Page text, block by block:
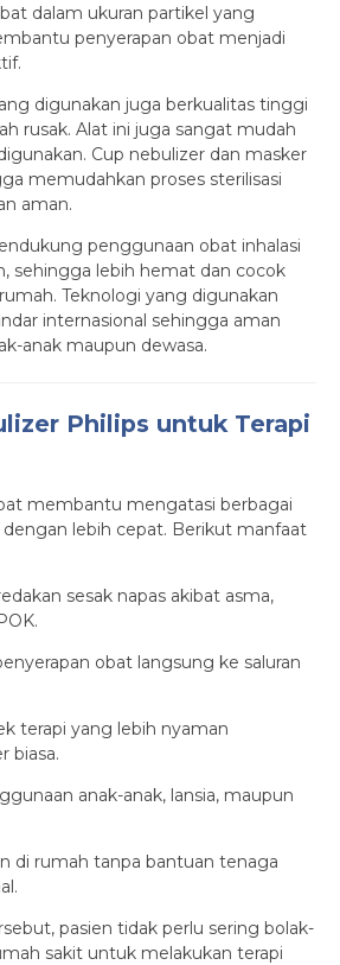
dalam ukuran partikel yang
penyerapan obat menjadi
digunakan juga berkualitas tinggi
rusak. Alat ini juga sangat mudah
Cup nebulizer dan masker
memudahkan proses sterilisasi
aman.
penggunaan obat inhalasi
sehingga lebih hemat dan cocok
Teknologi yang digunakan
internasional sehingga aman
anak maupun dewasa.
Philips untuk Terapi
membantu mengatasi berbagai
dengan lebih cepat. Berikut manfaat
sesak napas akibat asma,
obat langsung ke saluran
terapi yang lebih nyaman
biasa.
anak-anak, lansia, maupun
di rumah tanpa bantuan tenaga
pasien tidak perlu sering bolak-
sakit untuk melakukan terapi